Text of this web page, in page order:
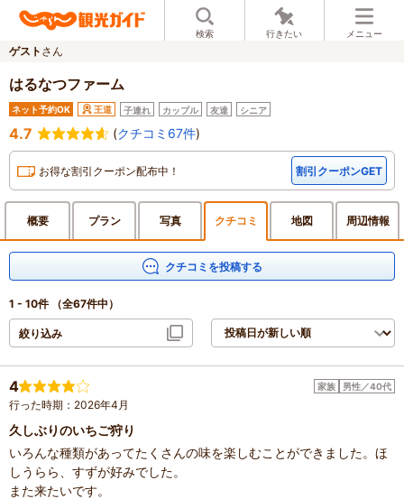
検索 行きたい メニュー
ゲスト さん
はるなつファーム
ネット予約OK 王道 子連れ カップル 友達 シニア
4.7 (クチコミ67件)
お得な割引クーポン配布中！ 割引クーポンGET
概要 プラン 写真 クチコミ 地図 周辺情報
クチコミを投稿する
1 - 10件 （全67件中）
絞り込み
4 家族 男性／40代
行った時期：2026年4月
久しぶりのいちご狩り
いろんな種類があってたくさんの味を楽しむことができました。ほ
しうらら、すずが好みでした。
また来たいです。